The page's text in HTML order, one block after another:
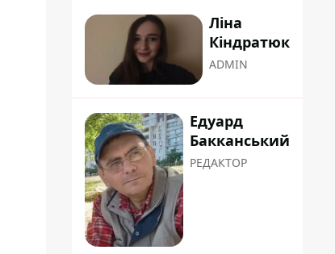
Ліна
Кіндратюк
ADMIN
Едуард
Бакканський
РЕДАКТОР